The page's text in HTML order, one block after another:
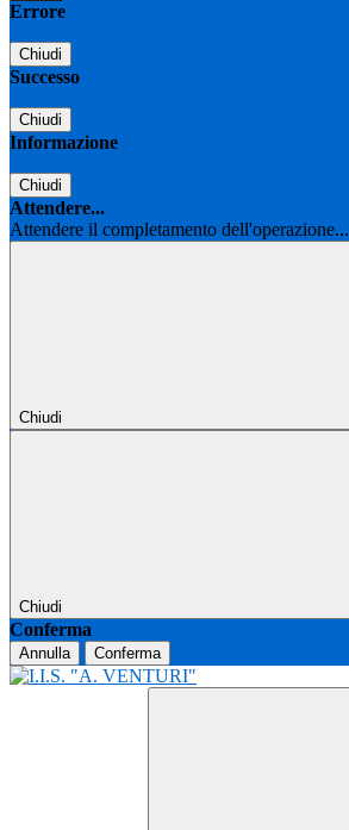
Errore
Chiudi
Successo
Chiudi
Informazione
Chiudi
Attendere...
Attendere il completamento dell'operazione...
Chiudi
Chiudi
Conferma
Annulla Conferma